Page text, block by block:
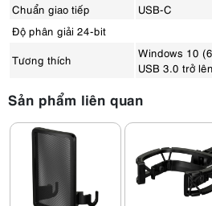
Chuẩn giao tiếp
USB-C
Độ phân giải 24-bit
Tương thích
Windows 10
USB 3.0 trở lên
Sản phẩm liên quan